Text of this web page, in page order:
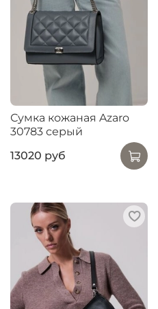
Сумка кожаная Azaro
30783 серый
13020 руб